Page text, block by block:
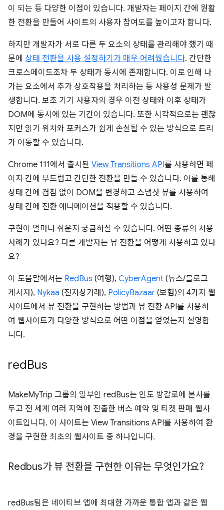
이 되는 등 다양한 이점이 있습니다. 개발자는 페이지 간에 원활
한 전환을 만들어 사이트의 사용자 참여도를 높이고자 합니다.
하지만 개발자가 서로 다른 두 요소의 상태를 관리해야 했기 때
문에 상태 전환을 사용 설정하기가 매우 어려웠습니다. 간단한
크로스페이드조차 두 상태가 동시에 존재합니다. 이로 인해 나
가는 요소에서 추가 상호작용을 처리하는 등 사용성 문제가 발
생합니다. 보조 기기 사용자의 경우 이전 상태와 이후 상태가
DOM에 동시에 있는 기간이 있습니다. 또한 시각적으로는 괜찮
지만 읽기 위치와 포커스가 쉽게 손실될 수 있는 방식으로 트리
가 이동할 수 있습니다.
Chrome 111에서 출시된 View Transitions API를 사용하면 페
이지 간에 부드럽고 간단한 전환을 만들 수 있습니다. 이를 통해
상태 간에 겹침 없이 DOM을 변경하고 스냅샷 뷰를 사용하여
상태 간에 전환 애니메이션을 적용할 수 있습니다.
구현이 얼마나 쉬운지 궁금하실 수 있습니다. 어떤 종류의 사용
사례가 있나요? 다른 개발자는 뷰 전환을 어떻게 사용하고 있나
요?
이 도움말에서는 RedBus (여행), CyberAgent (뉴스/블로그
게시자), Nykaa (전자상거래), PolicyBazaar (보험)의 4가지 웹
사이트에서 뷰 전환을 구현하는 방법과 뷰 전환 API를 사용하
여 웹사이트가 다양한 방식으로 어떤 이점을 얻었는지 설명합
니다.
redBus
MakeMyTrip 그룹의 일부인 redBus는 인도 방갈로에 본사를
두고 전 세계 여러 지역에 진출한 버스 예약 및 티켓 판매 웹사
이트입니다. 이 사이트는 View Transitions API를 사용하여 환
경을 구현한 최초의 웹사이트 중 하나입니다.
Redbus가 뷰 전환을 구현한 이유는 무엇인가요?
redBus팀은 네이티브 앱에 최대한 가까운 통합 앱과 같은 웹